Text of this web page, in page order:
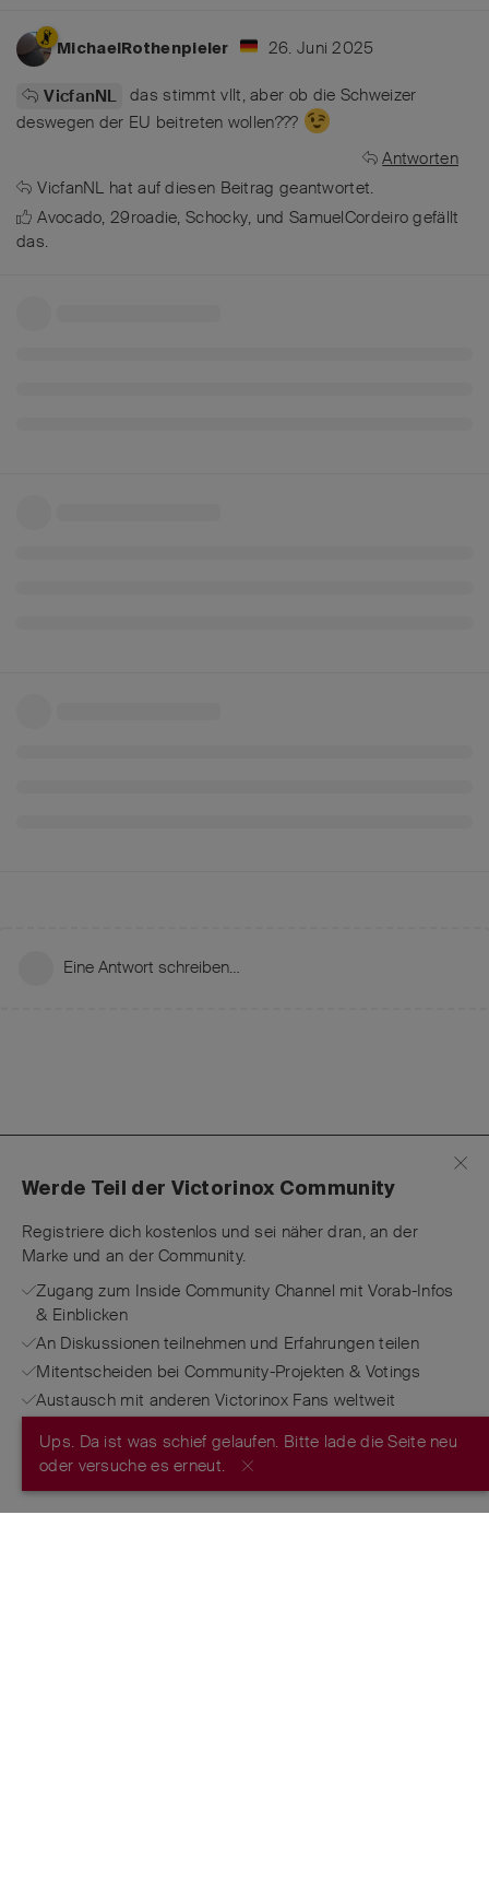
MichaelRothenpieler 26. Juni 2025
VicfanNL
das stimmt vllt, aber ob die Schweizer
deswegen der EU beitreten wollen???
Antworten
VicfanNL hat auf diesen Beitrag geantwortet.
Avocado,29roadie,Schocky, und SamuelCordeiro gefällt
das.
Eine Antwort schreiben…
Ups. Da ist was schief gelaufen. Bitte lade die Seite neu
oder versuche es erneut.
Werde Teil der Victorinox Community
Registriere dich kostenlos und sei näher dran, an der
Marke und an der Community.
Zugang zum Inside Community Channel mit Vorab-Infos
& Einblicken
An Diskussionen teilnehmen und Erfahrungen teilen
Mitentscheiden bei Community-Projekten & Votings
Austausch mit anderen Victorinox Fans weltweit
JETZT REGISTRIEREN